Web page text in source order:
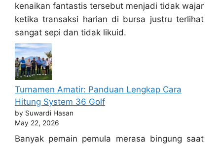
kenaikan fantastis tersebut menjadi tidak wajar
ketika transaksi harian di bursa justru terlihat
sangat sepi dan tidak likuid.
Turnamen Amatir: Panduan Lengkap Cara
Hitung System 36 Golf
by Suwardi Hasan
May 22, 2026
Banyak pemain pemula merasa bingung saat